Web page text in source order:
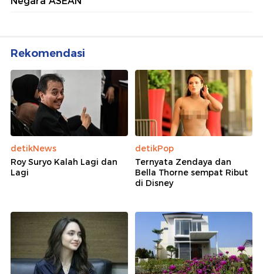
Rekomendasi
detikNews
Roy Suryo Kalah Lagi dan
Lagi
detikPop
Ternyata Zendaya dan
Bella Thorne sempat Ribut
di Disney